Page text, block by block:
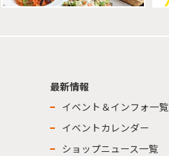
最新情報
イベント＆インフォ一覧
イベントカレンダー
ショップニュース一覧